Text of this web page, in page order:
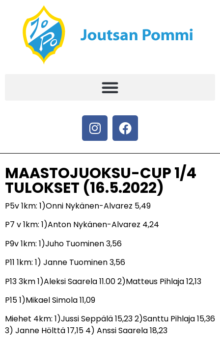
MAASTOJUOKSU-CUP 1/4
TULOKSET (16.5.2022)
P5v 1km: 1)Onni Nykänen-Alvarez 5,49
P7 v 1km: 1)Anton Nykänen-Alvarez 4,24
P9v 1km: 1)Juho Tuominen 3,56
P11 1km: 1) Janne Tuominen 3,56
P13 3km 1)Aleksi Saarela 11.00 2)Matteus Pihlaja 12,13
P15 1)Mikael Simola 11,09
Miehet 4km: 1)Jussi Seppälä 15,23 2)Santtu Pihlaja 15,36
3) Janne Hölttä 17,15 4) Anssi Saarela 18,23